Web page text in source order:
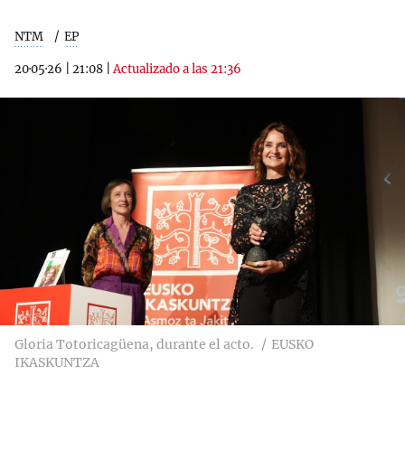
NTM EP
20·05·26 21:08 |Actualizado a las 21:36
Gloria Totoricagüena, durante el acto.
EUSKO
IKASKUNTZA